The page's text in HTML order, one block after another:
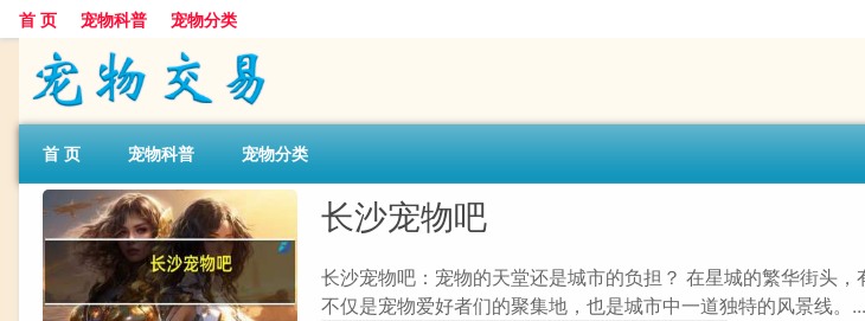
首 页 宠物科普 宠物分类
首 页 宠物科普 宠物分类
长沙宠物吧
长沙宠物吧：宠物的天堂还是城市的负担？ 在星城的繁华街头，
不仅是宠物爱好者们的聚集地，也是城市中一道独特的风景线。...